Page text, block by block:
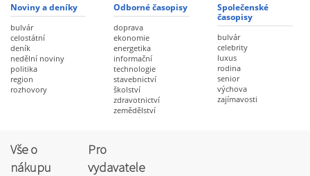
Noviny a deníky
bulvár
celostátní
deník
nedělní noviny
politika
region
rozhovory
Odborné časopisy
doprava
ekonomie
energetika
informační
technologie
stavebnictví
školství
zdravotnictví
zemědělství
Společenské
časopisy
bulvár
celebrity
luxus
rodina
senior
výchova
zajímavosti
Vše o
nákupu
Pro
vydavatele